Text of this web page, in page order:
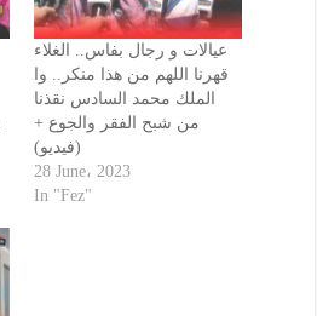
عيالات و رجال بفاس.. الغلاء
قهرنا اللهم من هذا منكر.. وا
الملك محمد السادس نقذنا
من شبح الفقر والجوع +
(فيديو)
28 June، 2023
In "Fez"